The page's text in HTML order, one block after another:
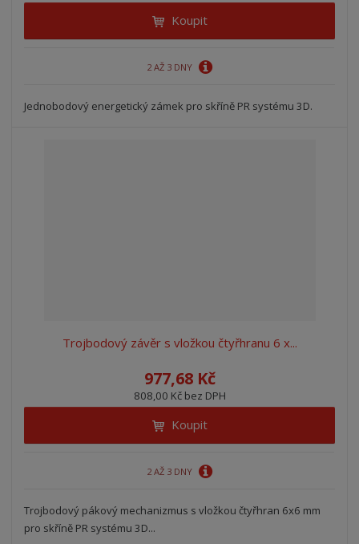
Koupit
2 AŽ 3 DNY
Jednobodový energetický zámek pro skříně PR systému 3D.
Trojbodový závěr s vložkou čtyřhranu 6 x...
977,68 Kč
808,00 Kč bez DPH
Koupit
2 AŽ 3 DNY
Trojbodový pákový mechanizmus s vložkou čtyřhran 6x6 mm
pro skříně PR systému 3D...